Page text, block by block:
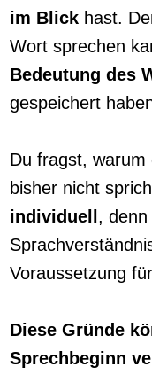
im Blickhast.
Wort sprechen
Bedeutung des
gespeichert
Du fragst, warum
bisher nicht
individuell,
Voraussetzung
Diese Gründe
Sprechbeginn